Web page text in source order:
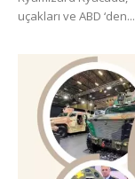
uçakları ve ABD ‘den...